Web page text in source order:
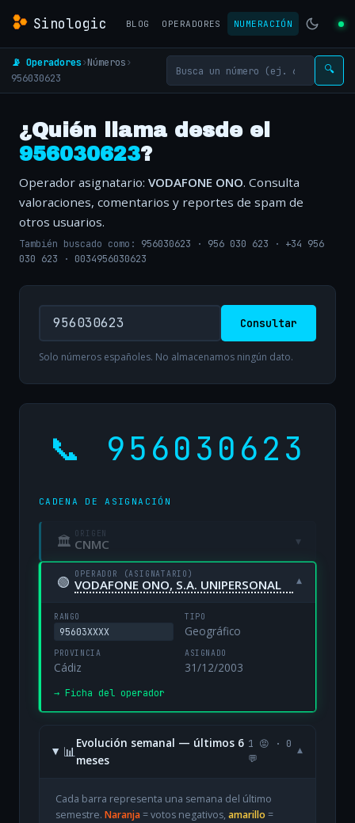
Sinologic BLOG OPERADORES NUMERACIÓN
📡 Operadores›Números›
956030623
🔍
¿Quién llama desde el
956030623?
Operador asignatario: VODAFONE ONO. Consulta
valoraciones, comentarios y reportes de spam de
otros usuarios.
También buscado como: 956030623 · 956 030 623 · +34 956
030 623 · 0034956030623
Consultar
Solo números españoles. No almacenamos ningún dato.
📞 956030623
CADENA DE ASIGNACIÓN
🏛 ORIGEN
CNMC ▾
🟢 OPERADOR (ASIGNATARIO)
VODAFONE ONO, S.A. UNIPERSONAL ▾
RANGO
95603XXXX
TIPO
Geográfico
PROVINCIA
Cádiz
ASIGNADO
31/12/2003
→ Ficha del operador
📊
Evolución semanal — últimos 6
meses
1 😡 · 0
💬
▾
Cada barra representa una semana del último
semestre. Naranja= votos negativos, amarillo =